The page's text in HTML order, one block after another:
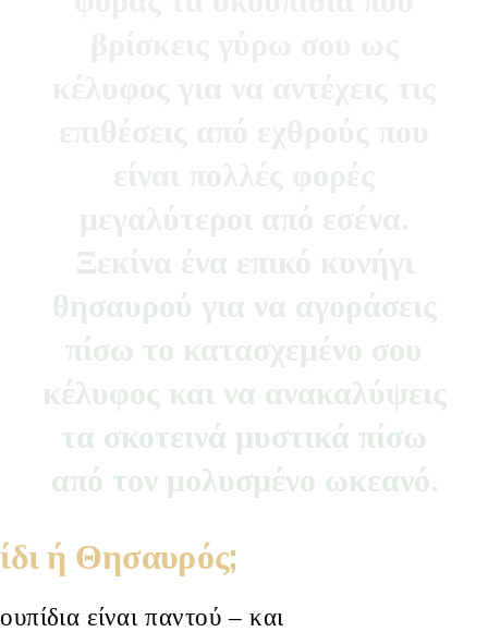
μεγαλύτεροι από εσένα.
Ξεκίνα ένα επικό κυνήγι
θησαυρού για να αγοράσεις
πίσω το κατασχεμένο σου
κέλυφος και να ανακαλύψεις
τα σκοτεινά μυστικά πίσω
από τον μολυσμένο ωκεανό.
ή Θησαυρός;
είναι παντού – και